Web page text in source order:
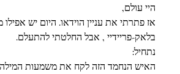
היי עולם,
אז פתרתי את עניין הוידאו. היום יש אפילו
בלאק-פריידיי , אבל החלטתי להתעלם.
נתחיל:
האיש הנחמד הזה לקח את משמעות המילה